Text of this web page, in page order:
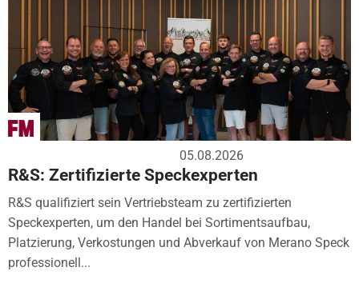
05.08.2026
R&S: Zertifizierte Speckexperten
R&S qualifiziert sein Vertriebsteam zu zertifizierten
Speckexperten, um den Handel bei Sortimentsaufbau,
Platzierung, Verkostungen und Abverkauf von Merano Speck
professionell...